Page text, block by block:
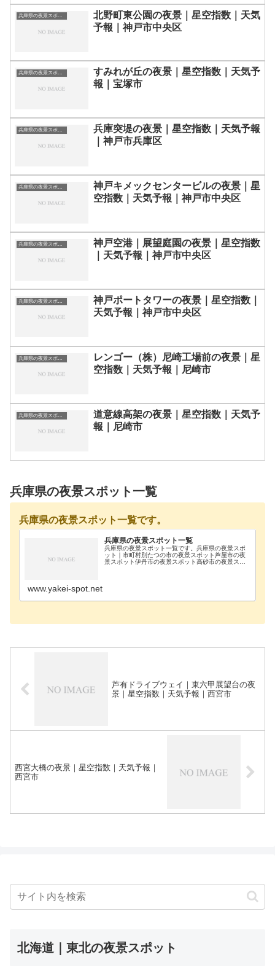
兵庫県の夜景スポット一覧
北野町東公園の夜景｜星空指数｜天気
予報｜神戸市中央区
兵庫県の夜景スポット一覧
すみれが丘の夜景｜星空指数｜天気予
報｜宝塚市
兵庫県の夜景スポット一覧
兵庫突堤の夜景｜星空指数｜天気予報
｜神戸市兵庫区
兵庫県の夜景スポット一覧
神戸キメックセンタービルの夜景｜星
空指数｜天気予報｜神戸市中央区
兵庫県の夜景スポット一覧
神戸空港｜展望庭園の夜景｜星空指数
｜天気予報｜神戸市中央区
兵庫県の夜景スポット一覧
神戸ポートタワーの夜景｜星空指数｜
天気予報｜神戸市中央区
兵庫県の夜景スポット一覧
レンゴー（株）尼崎工場前の夜景｜星
空指数｜天気予報｜尼崎市
兵庫県の夜景スポット一覧
道意線高架の夜景｜星空指数｜天気予
報｜尼崎市
兵庫県の夜景スポット一覧
兵庫県の夜景スポット一覧です。
兵庫県の夜景スポット一覧
兵庫県の夜景スポット一覧です。兵庫県の夜景スポ
ット｜市町村別たつの市の夜景スポット芦屋市の夜
景スポット伊丹市の夜景スポット高砂市の夜景スポ
www.yakei-spot.net
芦有ドライブウェイ｜東六甲展望台の夜
景｜星空指数｜天気予報｜西宮市
西宮大橋の夜景｜星空指数｜天気予報｜
西宮市
北海道｜東北の夜景スポット